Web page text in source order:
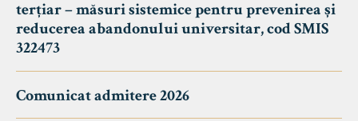
terțiar – măsuri sistemice pentru prevenirea și
reducerea abandonului universitar, cod SMIS
322473
Comunicat admitere 2026